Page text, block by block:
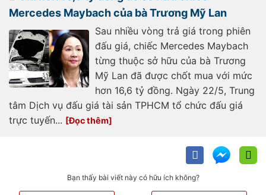
Mercedes Maybach của bà Trương Mỹ Lan
Sau nhiều vòng trả giá trong phiên
đấu giá, chiếc Mercedes Maybach
từng thuộc sở hữu của bà Trương
Mỹ Lan đã được chốt mua với mức
hơn 16,6 tỷ đồng. Ngày 22/5, Trung
tâm Dịch vụ đấu giá tài sản TPHCM tổ chức đấu giá
trực tuyến...
Bạn thấy bài viết này có hữu ích không?